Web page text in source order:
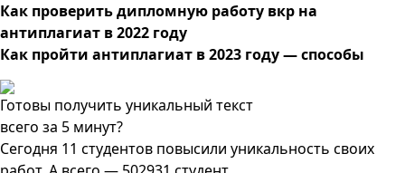
Как проверить дипломную работу вкр на
антиплагиат в 2022 году
Как пройти антиплагиат в 2023 году — способы
Готовы получить уникальный текст
всего за 5 минут?
Сегодня 11 студентов повысили уникальность своих